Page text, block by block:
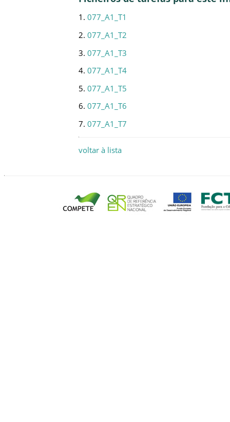
1. 077_A1_T1
2. 077_A1_T2
3. 077_A1_T3
4. 077_A1_T4
5. 077_A1_T5
6. 077_A1_T6
7. 077_A1_T7
voltar à lista